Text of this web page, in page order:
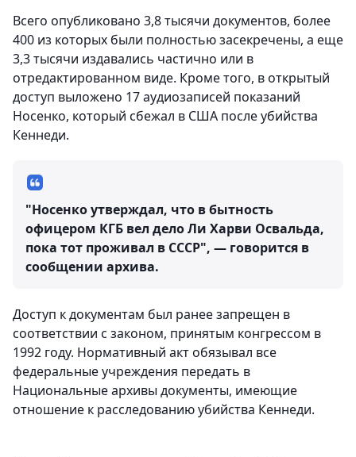
Всего опубликовано 3,8 тысячи документов, более
400 из которых были полностью засекречены, а еще
3,3 тысячи издавались частично или в
отредактированном виде. Кроме того, в открытый
доступ выложено 17 аудиозаписей показаний
Носенко, который сбежал в США после убийства
Кеннеди.
"Носенко утверждал, что в бытность
офицером КГБ вел дело Ли Харви Освальда,
пока тот проживал в СССР", — говорится в
сообщении архива.
Доступ к документам был ранее запрещен в
соответствии с законом, принятым конгрессом в
1992 году. Нормативный акт обязывал все
федеральные учреждения передать в
Национальные архивы документы, имеющие
отношение к расследованию убийства Кеннеди.